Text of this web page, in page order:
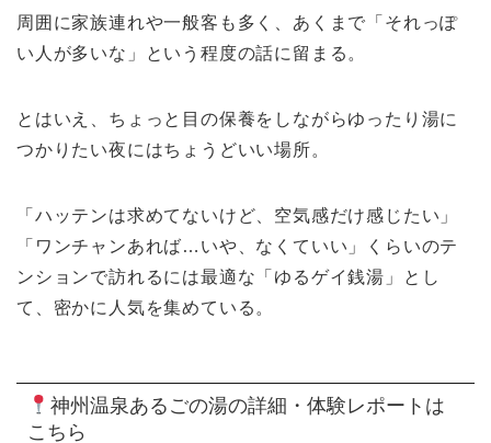
周囲に家族連れや一般客も多く、あくまで「それっぽ
い人が多いな」という程度の話に留まる。
とはいえ、ちょっと目の保養をしながらゆったり湯に
つかりたい夜にはちょうどいい場所。
「ハッテンは求めてないけど、空気感だけ感じたい」
「ワンチャンあれば…いや、なくていい」くらいのテ
ンションで訪れるには最適な「ゆるゲイ銭湯」とし
て、密かに人気を集めている。
神州温泉あるごの湯の詳細・体験レポートは
こちら